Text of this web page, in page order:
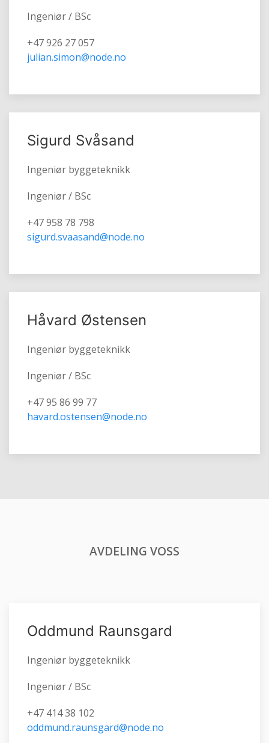
Ingeniør / BSc
+47 926 27 057
julian.simon@node.no
Sigurd Svåsand
Ingeniør byggeteknikk
Ingeniør / BSc
+47 958 78 798
sigurd.svaasand@node.no
Håvard Østensen
Ingeniør byggeteknikk
Ingeniør / BSc
+47 95 86 99 77
havard.ostensen@node.no
AVDELING VOSS
Oddmund Raunsgard
Ingeniør byggeteknikk
Ingeniør / BSc
+47 414 38 102
oddmund.raunsgard@node.no